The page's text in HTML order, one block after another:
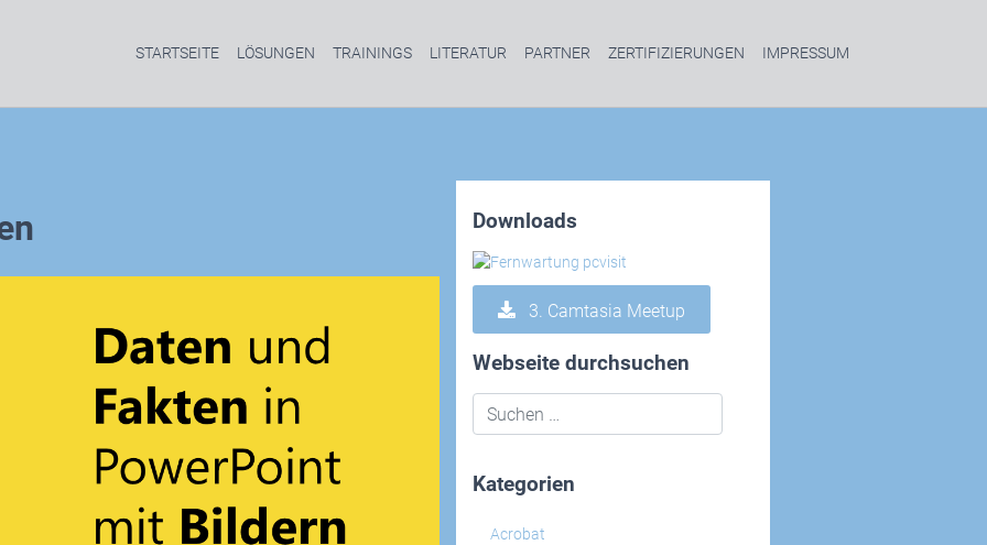
STARTSEITE LÖSUNGEN TRAININGS LITERATUR PARTNER ZERTIFIZIERUNGEN IMPRESSUM
Downloads
3. Camtasia Meetup
Webseite durchsuchen
Kategorien
Acrobat